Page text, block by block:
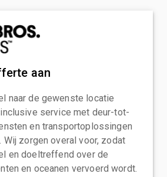
aan
naar de gewenste locatie
service met deur-tot-
en transportoplossingen
Wij zorgen overal voor, zodat
en doeltreffend over de
en oceanen vervoerd wordt.